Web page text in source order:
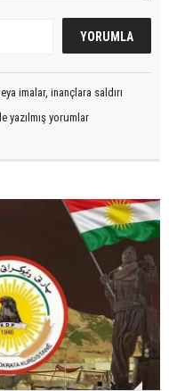
imalar, inançlara saldırı
yazılmış yorumlar